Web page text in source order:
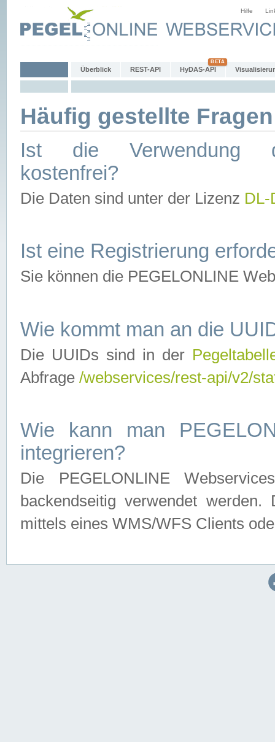
Hilfe
Überblick REST-API HyDAS-API
Häufig gestellte
Ist die Verwendung
kostenfrei?
Die Daten sind unter der Lizenz
Ist eine Registrierung
Sie können die PEGELONLINE
Wie kommt man an die
Die UUIDs sind in der
Abfrage /webservices/rest-api/v2/
Wie kann man
integrieren?
Die PEGELONLINE
backendseitig verwendet
mittels eines WMS/WFS Clients